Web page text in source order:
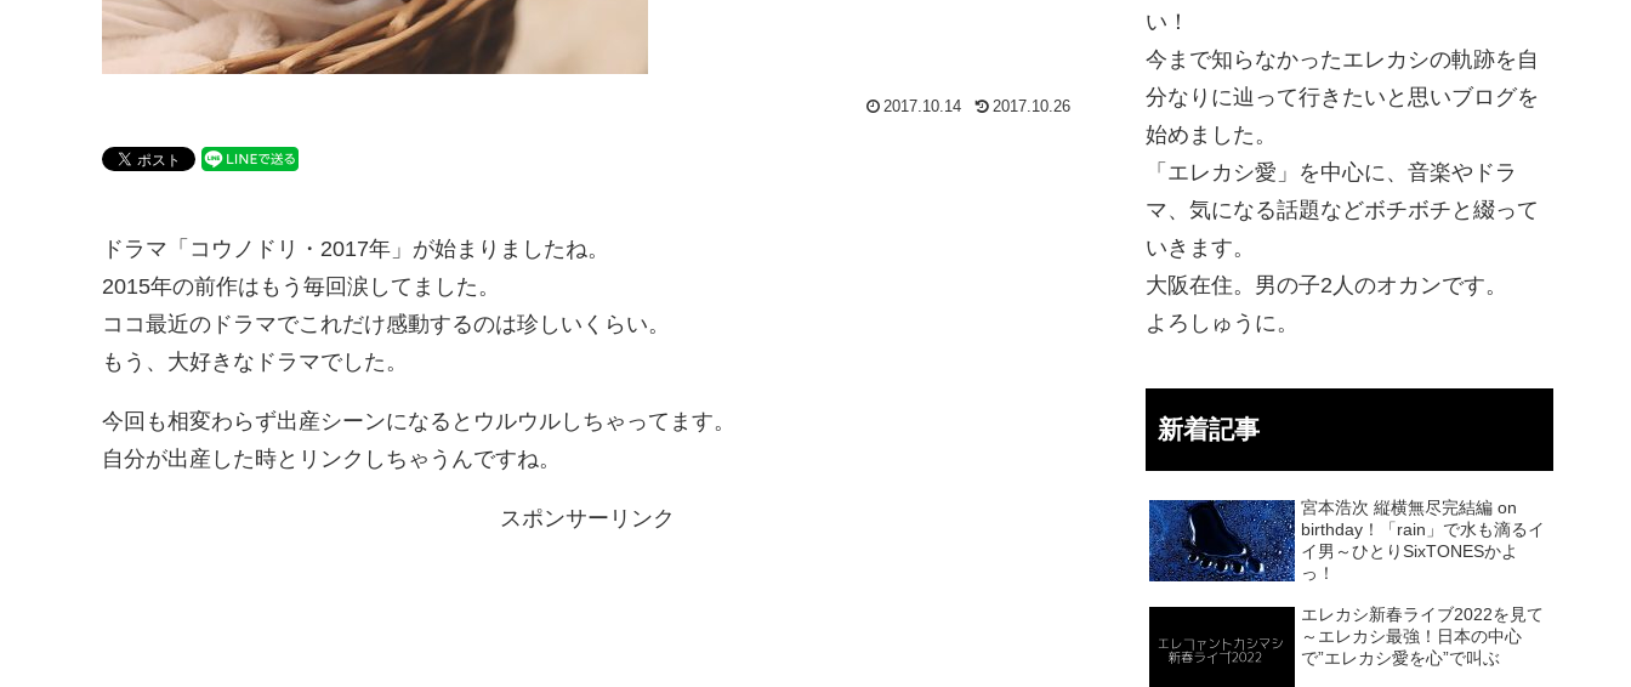
2017.10.14 2017.10.26
ドラマ「コウノドリ・2017年」が始まりましたね。
2015年の前作はもう毎回涙してました。
ココ最近のドラマでこれだけ感動するのは珍しいくらい。
もう、大好きなドラマでした。
今回も相変わらず出産シーンになるとウルウルしちゃってます。
自分が出産した時とリンクしちゃうんですね。
スポンサーリンク
い！
今まで知らなかったエレカシの軌跡を自
分なりに辿って行きたいと思いブログを
始めました。
「エレカシ愛」を中心に、音楽やドラ
マ、気になる話題などボチボチと綴って
いきます。
大阪在住。男の子2人のオカンです。
よろしゅうに。
新着記事
宮本浩次 縦横無尽完結編 on
birthday！「rain」で水も滴るイ
イ男～ひとりSixTONESかよ
っ！
エレカシ新春ライブ2022を見て
～エレカシ最強！日本の中心
で”エレカシ愛を心”で叫ぶ